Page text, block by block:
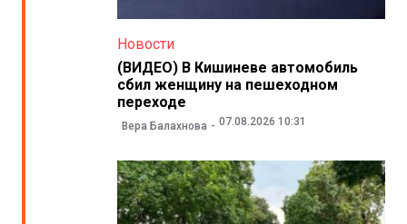
Новости
(ВИДЕО) В Кишиневе автомобиль
сбил женщину на пешеходном
переходе
Вера Балахнова 07.08.2026 10:31